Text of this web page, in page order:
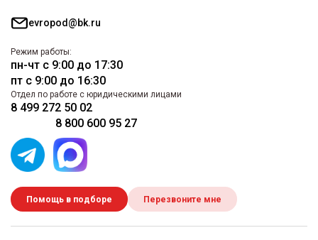
evropod@bk.ru
Режим работы:
пн-чт с 9:00 до 17:30
пт с 9:00 до 16:30
Отдел по работе с юридическими лицами
8 499 272 50 02
8 800 600 95 27
Помощь в подборе Перезвоните мне